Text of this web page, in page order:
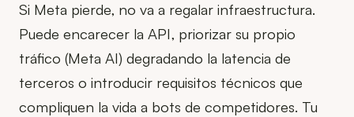
Si Meta pierde, no va a regalar infraestructura.
Puede encarecer la API, priorizar su propio
tráfico (Meta AI) degradando la latencia de
terceros o introducir requisitos técnicos que
compliquen la vida a bots de competidores. Tu